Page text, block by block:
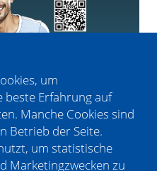
um
beste Erfahrung auf
Manche Cookies sind
Betrieb der Seite.
um statistische
Marketingzwecken zu